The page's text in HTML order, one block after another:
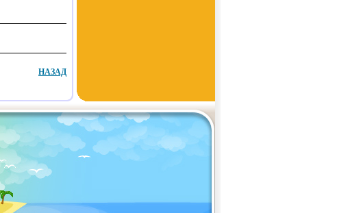
НАЗАД